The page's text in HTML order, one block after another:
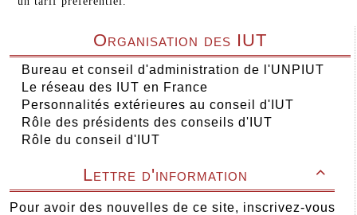
Organisation des IUT
Bureau et conseil d'administration de l'UNPIUT
Le réseau des IUT en France
Personnalités extérieures au conseil d'IUT
Rôle des présidents des conseils d'IUT
Rôle du conseil d'IUT

Lettre d'information
Pour avoir des nouvelles de ce site, inscrivez-vous